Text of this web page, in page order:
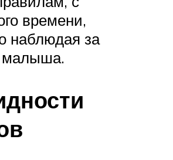
времени,
наблюдая за
малыша.